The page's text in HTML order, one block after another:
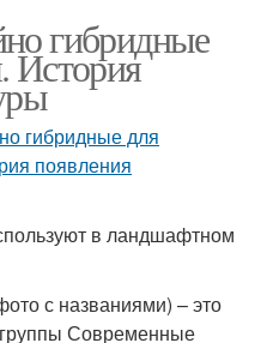
гибридные
История
в ландшафтном
с названиями) – это
Современные